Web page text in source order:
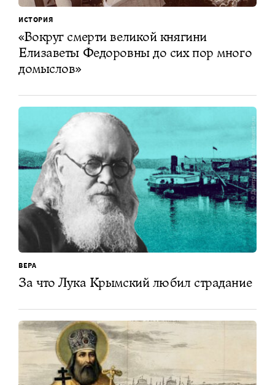
ИСТОРИЯ
«Вокруг смерти великой княгини
Елизаветы Федоровны до сих пор много
домыслов»
ВЕРА
За что Лука Крымский любил страдание